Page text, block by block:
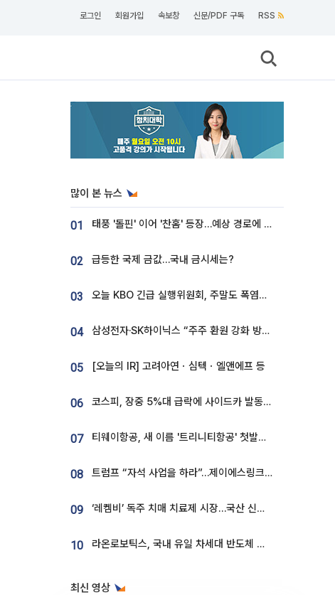
로그인 회원가입 속보창 신문/PDF 구독 RSS
많이 본 뉴스
01 태풍 '돌핀' 이어 '찬홈' 등장…예상 경로에 한국 '한숨'
02 급등한 국제 금값…국내 금시세는?
03 오늘 KBO 긴급 실행위원회, 주말도 폭염취소 될까
04 삼성전자·SK하이닉스 “주주 환원 강화 방안 마련”
05 [오늘의 IR] 고려아연ㆍ심텍ㆍ엘앤에프 등
06 코스피, 장중 5%대 급락에 사이드카 발동…삼성·SK 동반 폭락
07 티웨이항공, 새 이름 '트리니티항공' 첫발…SSC 전략 본격화
08 트럼프 “자석 사업을 하라”…제이에스링크, 비중국 영구자석 공급망 구축 속도
09 ‘레켐비’ 독주 치매 치료제 시장…국산 신약 등장하나
10 라온로보틱스, 국내 유일 차세대 반도체 공정 로봇 개발 ‘고객사 테스트 진행’
최신 영상